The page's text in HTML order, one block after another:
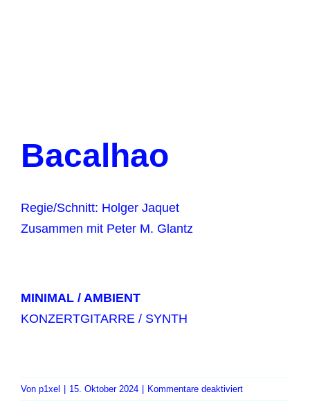
Bacalhao
Regie/Schnitt: Holger Jaquet
Zusammen mit Peter M. Glantz
MINIMAL / AMBIENT
KONZERTGITARRE / SYNTH
Von p1xel 15. Oktober 2024 Kommentare deaktiviertfür
Bacalhao